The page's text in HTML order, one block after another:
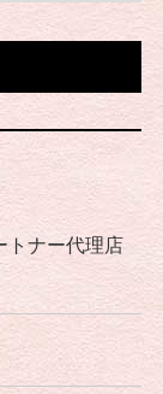
トナー代理店